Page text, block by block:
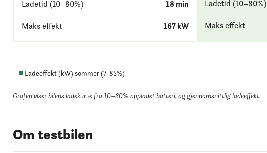
Ladetid (10–80%) 18 min
Maks effekt 167 kW
Ladetid (10–80%)
Maks effekt
Ladeeffekt (kW) sommer (7-85%)
Grafen viser bilens ladekurve fra 10–80% oppladet batteri, og gjennomsnittlig ladeeffekt.
Om testbilen